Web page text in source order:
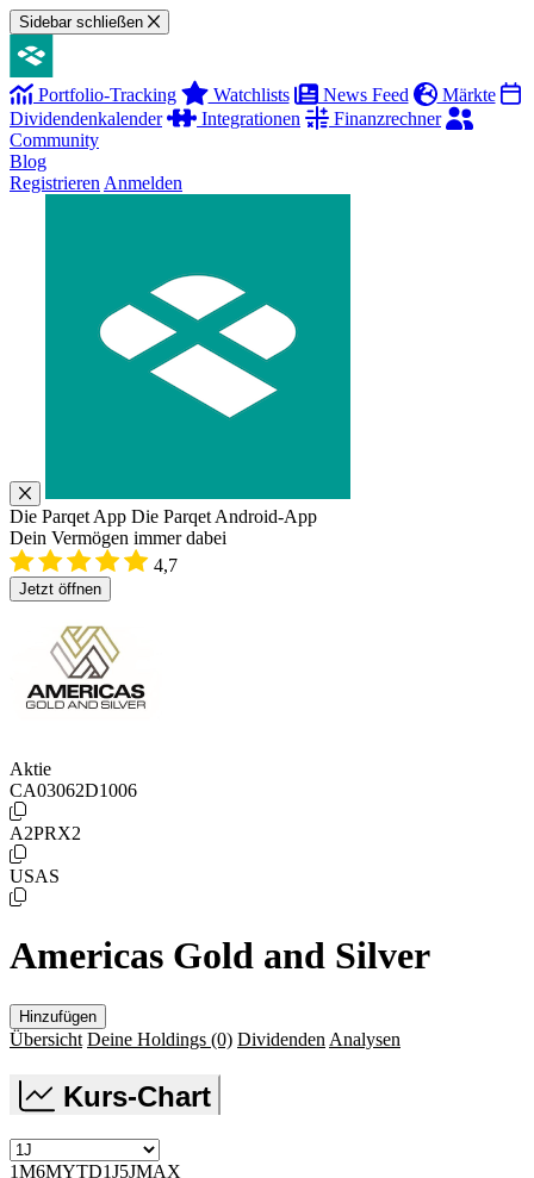
Sidebar schließen
Portfolio-Tracking Watchlists News Feed
Märkte
Dividendenkalender
Integrationen
Finanzrechner
Community
Blog
Registrieren Anmelden
Die Parqet App Die Parqet Android-App
Dein Vermögen immer dabei
4,7
Jetzt öffnen
Aktie
CA03062D1006
A2PRX2
USAS
Americas Gold and Silver
Hinzufügen
Übersicht Deine Holdings (0) Dividenden Analysen
Kurs-Chart
1M6MYTD1J5JMAX